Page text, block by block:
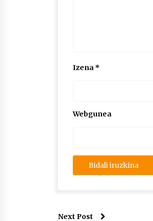
Izena *
Webgunea
Next Post